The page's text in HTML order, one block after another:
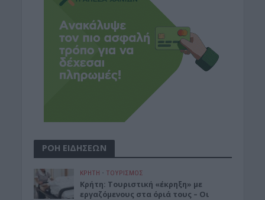
ΡΟΗ ΕΙΔΗΣΕΩΝ
ΚΡΗΤΗ • ΤΟΥΡΙΣΜΟΣ
Κρήτη: Τουριστική «έκρηξη» με
εργαζόμενους στα όριά τους – Οι